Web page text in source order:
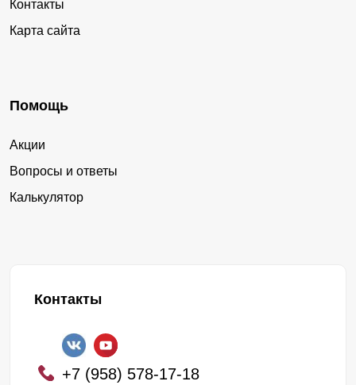
Контакты
Карта сайта
Помощь
Акции
Вопросы и ответы
Калькулятор
Контакты
+7 (958) 578-17-18